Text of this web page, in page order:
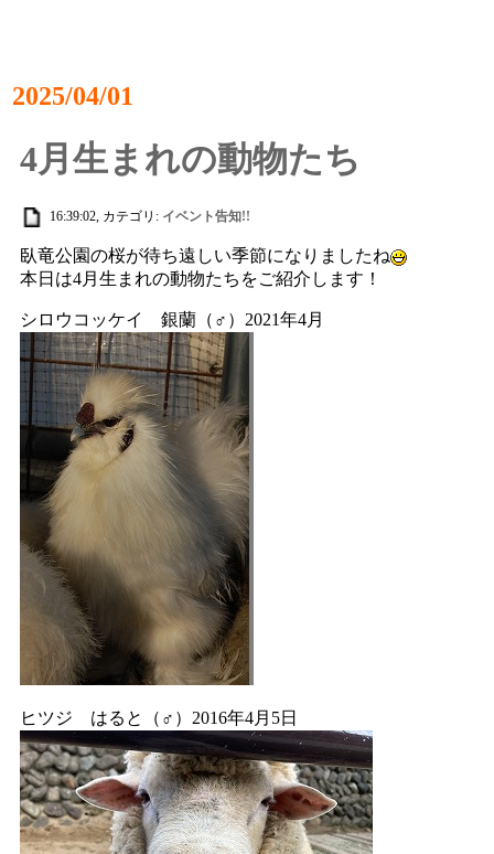
2025/04/01
4月生まれの動物たち
16:39:02, カテゴリ: イベント告知!!
臥竜公園の桜が待ち遠しい季節になりましたね
本日は4月生まれの動物たちをご紹介します！
シロウコッケイ 銀蘭（♂）2021年4月
ヒツジ はると（♂）2016年4月5日